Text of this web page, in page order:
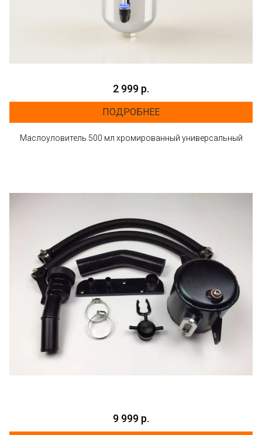
2 999 р.
ПОДРОБНЕЕ
Маслоуловитель 500 мл хромированный универсальный
9 999 р.